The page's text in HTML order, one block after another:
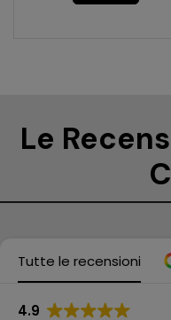
Le
Tutte le recensioni
4.9